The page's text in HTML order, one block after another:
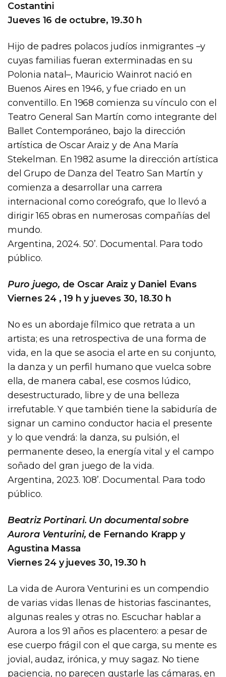
Costantini
Jueves 16 de octubre, 19.30 h
Hijo de padres polacos judíos inmigrantes –y
cuyas familias fueran exterminadas en su
Polonia natal–, Mauricio Wainrot nació en
Buenos Aires en 1946, y fue criado en un
conventillo. En 1968 comienza su vínculo con el
Teatro General San Martín como integrante del
Ballet Contemporáneo, bajo la dirección
artística de Oscar Araiz y de Ana María
Stekelman. En 1982 asume la dirección artística
del Grupo de Danza del Teatro San Martín y
comienza a desarrollar una carrera
internacional como coreógrafo, que lo llevó a
dirigir 165 obras en numerosas compañías del
mundo.
Argentina, 2024. 50’. Documental. Para todo
público.
Puro juego, de Oscar Araiz y Daniel Evans
Viernes 24 , 19 h y jueves 30, 18.30 h
No es un abordaje fílmico que retrata a un
artista; es una retrospectiva de una forma de
vida, en la que se asocia el arte en su conjunto,
la danza y un perfil humano que vuelca sobre
ella, de manera cabal, ese cosmos lúdico,
desestructurado, libre y de una belleza
irrefutable. Y que también tiene la sabiduría de
signar un camino conductor hacia el presente
y lo que vendrá: la danza, su pulsión, el
permanente deseo, la energía vital y el campo
soñado del gran juego de la vida.
Argentina, 2023. 108’. Documental. Para todo
público.
Beatriz Portinari. Un documental sobre
Aurora Venturini, de Fernando Krapp y
Agustina Massa
Viernes 24 y jueves 30, 19.30 h
La vida de Aurora Venturini es un compendio
de varias vidas llenas de historias fascinantes,
algunas reales y otras no. Escuchar hablar a
Aurora a los 91 años es placentero: a pesar de
ese cuerpo frágil con el que carga, su mente es
jovial, audaz, irónica, y muy sagaz. No tiene
paciencia, no parecen gustarle las cámaras, en